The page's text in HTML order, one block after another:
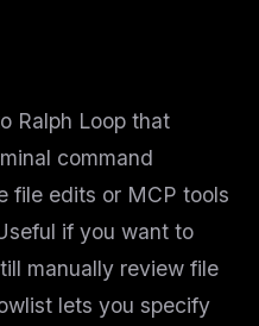
Ralph Loop that
command
file edits or MCP tools
if you want to
manually review file
lets you specify
rules, and LLM
digest
in one click.
later